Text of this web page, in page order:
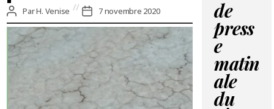
quotidienne
Auteur
de
l’article
ParH. Venise
Date
de
7 novembre 2020
de
press
e
matin
ale
du